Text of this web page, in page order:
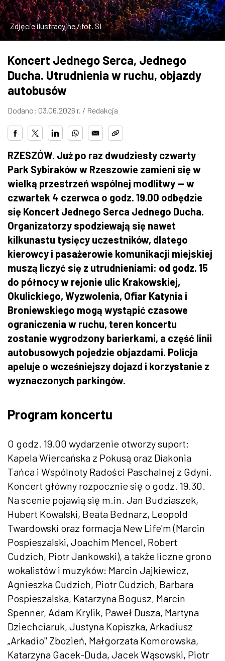
ZDJĘCIA
W RZESZOWIE
Zdjęcie ilustracyjne / fot. SI
Koncert Jednego Serca, Jednego
Ducha. Utrudnienia w ruchu, objazdy
autobusów
Dodano: 03.06.2026 r. / Redakcja
RZESZÓW. Już po raz dwudziesty czwarty
Park Sybiraków w Rzeszowie zamieni się w
wielką przestrzeń wspólnej modlitwy — w
czwartek 4 czerwca o godz. 19.00 odbędzie
się Koncert Jednego Serca Jednego Ducha.
Organizatorzy spodziewają się nawet
kilkunastu tysięcy uczestników, dlatego
kierowcy i pasażerowie komunikacji miejskiej
muszą liczyć się z utrudnieniami: od godz. 15
do północy w rejonie ulic Krakowskiej,
Okulickiego, Wyzwolenia, Ofiar Katynia i
Broniewskiego mogą wystąpić czasowe
ograniczenia w ruchu, teren koncertu
zostanie wygrodzony barierkami, a część linii
autobusowych pojedzie objazdami. Policja
apeluje o wcześniejszy dojazd i korzystanie z
wyznaczonych parkingów.
Program koncertu
O godz. 19.00 wydarzenie otworzy suport:
Kapela Wiercańska z Pokusą oraz Diakonia
Tańca i Wspólnoty Radości Paschalnej z Gdyni.
Koncert główny rozpocznie się o godz. 19.30.
Na scenie pojawią się m.in. Jan Budziaszek,
Hubert Kowalski, Beata Bednarz, Leopold
Twardowski oraz formacja New Life'm (Marcin
Pospieszalski, Joachim Mencel, Robert
Cudzich, Piotr Jankowski), a także liczne grono
wokalistów i muzyków: Marcin Jajkiewicz,
Agnieszka Cudzich, Piotr Cudzich, Barbara
Pospieszalska, Katarzyna Bogusz, Marcin
Spenner, Adam Krylik, Paweł Dusza, Martyna
Dziechciaruk, Justyna Kopiszka, Arkadiusz
„Arkadio" Zbozień, Małgorzata Komorowska,
Katarzyna Gacek-Duda, Jacek Wąsowski, Piotr